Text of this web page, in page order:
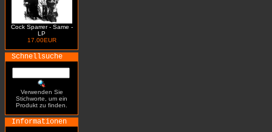
Cock Sparrer - Same -
LP
17.00EUR
Schnellsuche
Verwenden Sie
Stichworte, um ein
Produkt zu finden.
Informationen